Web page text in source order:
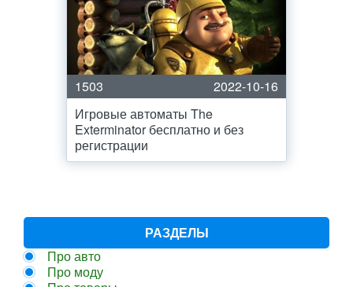
1503
2022-10-16
Игровые автоматы The
Exterminator бесплатно и без
регистрации
РАЗДЕЛЫ
Про авто
Про моду